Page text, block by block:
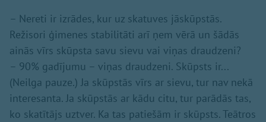
– Nereti ir izrādes, kur uz skatuves jāskūpstās.
Režisori ģimenes stabilitāti arī ņem vērā un šādās
ainās vīrs skūpsta savu sievu vai viņas draudzeni?
– 90% gadījumu – viņas draudzeni. Skūpsts ir...
(Neilga pauze.) Ja skūpstās vīrs ar sievu, tur nav nekā
interesanta. Ja skūpstās ar kādu citu, tur parādās tas,
ko skatītājs uztver. Ka tas patiešām ir skūpsts. Teātros